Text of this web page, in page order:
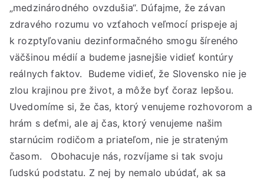
„medzinárodného ovzdušia“. Dúfajme, že závan
zdravého rozumu vo vzťahoch veľmocí prispeje aj
k rozptyľovaniu dezinformačného smogu šíreného
väčšinou médií a budeme jasnejšie vidieť kontúry
reálnych faktov. Budeme vidieť, že Slovensko nie je
zlou krajinou pre život, a môže byť čoraz lepšou.
Uvedomíme si, že čas, ktorý venujeme rozhovorom a
hrám s deťmi, ale aj čas, ktorý venujeme našim
starnúcim rodičom a priateľom, nie je strateným
časom. Obohacuje nás, rozvíjame si tak svoju
ľudskú podstatu. Z nej by nemalo ubúdať, ak sa